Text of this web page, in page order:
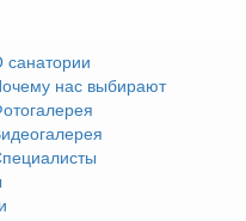
санатории
нас выбирают
Люкс
для семейного отдыха
с 1 двуспальной кроватью,